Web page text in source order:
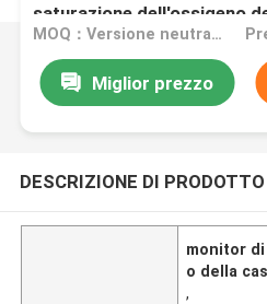
saturazione dell'ossigeno
MOQ：Versione neutrale inglese: MOQ 50PC/OEM: MOQ 200PCS
Miglior prezzo
DESCRIZIONE DI PRODOTTO
monitor
o della
,